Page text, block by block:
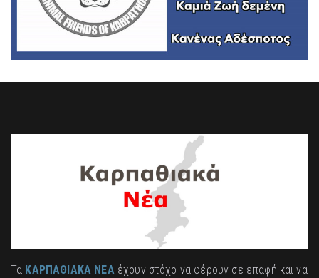
Τα ΚΑΡΠΑΘΙΑΚΑ ΝΕΑέχουν στόχο να φέρουν σε επαφή και να